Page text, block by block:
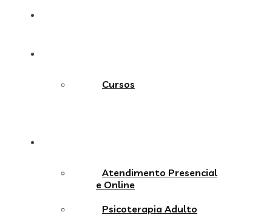
Cursos
Atendimento Presencial
e Online
Psicoterapia Adulto